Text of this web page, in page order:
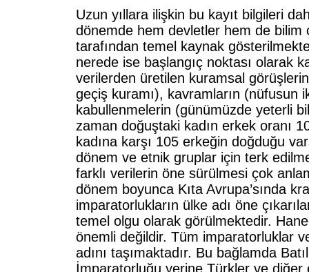
Uzun yıllara ilişkin bu kayıt bilgileri
dönemde hem devletler hem de bilim
tarafından temel kaynak
nerede ise başlangıç noktası olarak
verilerden üretilen kuramsal
geçiş kuramı), kavramların (nüfusun
kabullenmelerin (günümüzde yeterli
zaman doğuştaki kadın erkek oranı
kadına karşı 105 erkeğin doğduğu
dönem ve etnik gruplar için terk
farklı verilerin öne sürülmesi çok
dönem boyunca Kıta Avrupa’sında
imparatorlukların ülke adı öne
temel olgu olarak görülmektedir.
önemli değildir. Tüm imparatorluklar
adını taşımaktadır. Bu bağlamda
İmparatorluğu yerine Türkler ve diğer